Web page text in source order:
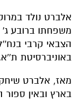
משפחתו ברובע ג'
הצבאי קרבי
באוניברסיטת
מאז, אלברט
בארץ ובאין ספור